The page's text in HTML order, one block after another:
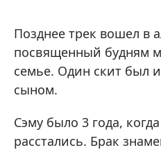
Позднее трек вошел в
посвященный будням
семье. Один скит был
сыном.
Сэму было 3 года,
расстались. Брак